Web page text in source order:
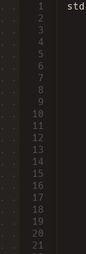
1
2
3
4
5
6
7
8
9
10
11
12
13
14
15
16
17
18
19
20
21
std